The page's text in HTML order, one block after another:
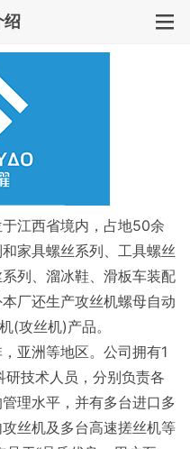
绍
江西省境内，占地50余
家具螺丝系列、工具螺丝
列、溜冰鞋、滑板车装配
厂还生产攻丝机螺母自动
(攻丝机)产品。
亚洲等地区。公司拥有1
技术人员，分别负责各
理水平，并有多台进口多
丝机及多台高速搓丝机等